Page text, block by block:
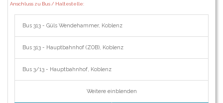
Anschluss zu Bus / Haltestelle:
Bus 313 - Güls Wendehammer, Koblenz
Bus 313 - Hauptbahnhof (ZOB), Koblenz
Bus 3/13 - Hauptbahnhof, Koblenz
Weitere einblenden